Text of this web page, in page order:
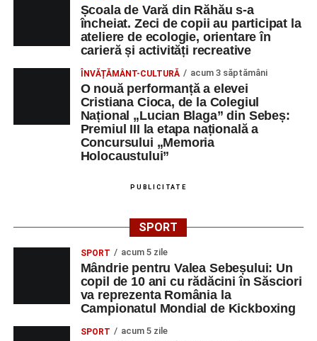
Școala de Vară din Răhău s-a
încheiat. Zeci de copii au participat la
ateliere de ecologie, orientare în
carieră și activități recreative
ÎNVĂȚĂMÂNT-CULTURĂ acum 3 săptămâni
O nouă performanță a elevei
Cristiana Cioca, de la Colegiul
Național „Lucian Blaga” din Sebeș:
Premiul III la etapa națională a
Concursului „Memoria
Holocaustului”
PUBLICITATE
SPORT
SPORT acum 5 zile
Mândrie pentru Valea Sebeșului: Un
copil de 10 ani cu rădăcini în Săsciori
va reprezenta România la
Campionatul Mondial de Kickboxing
SPORT acum 5 zile